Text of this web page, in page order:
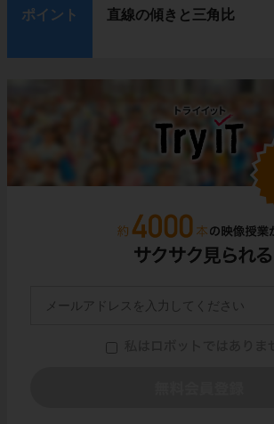
ポイント 直線の傾きと三角比